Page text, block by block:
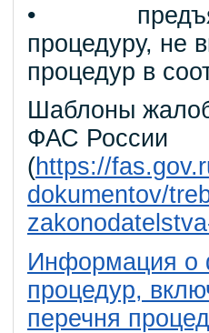
•
процедуру, не
процедур в
Шаблоны
ФАС России
(https://
dokumentov/
Информация о
процедур,
перечня